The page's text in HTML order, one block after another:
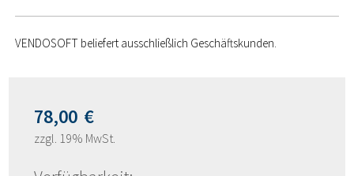
VENDOSOFT beliefert ausschließlich Geschäftskunden.
78,00 €
zzgl. 19% MwSt.